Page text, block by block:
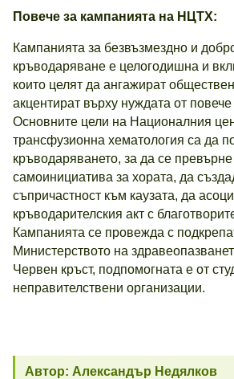
Повече за кампанията на НЦТХ:
Кампанията за безвъзмездно и
кръводаряване е целогодишна и
които целят да ангажират
акцентират върху нуждата от
Основните цели на Националния
трансфузионна хематология са да
кръводаряването, за да се превърне
самоинициатива за хората, да
съпричастност към каузата, да
кръводарителския акт с
Кампанията се провежда с
Министерството на
Червен кръст, подпомогната е от
неправителствени организации.
Автор: Александър Недялков